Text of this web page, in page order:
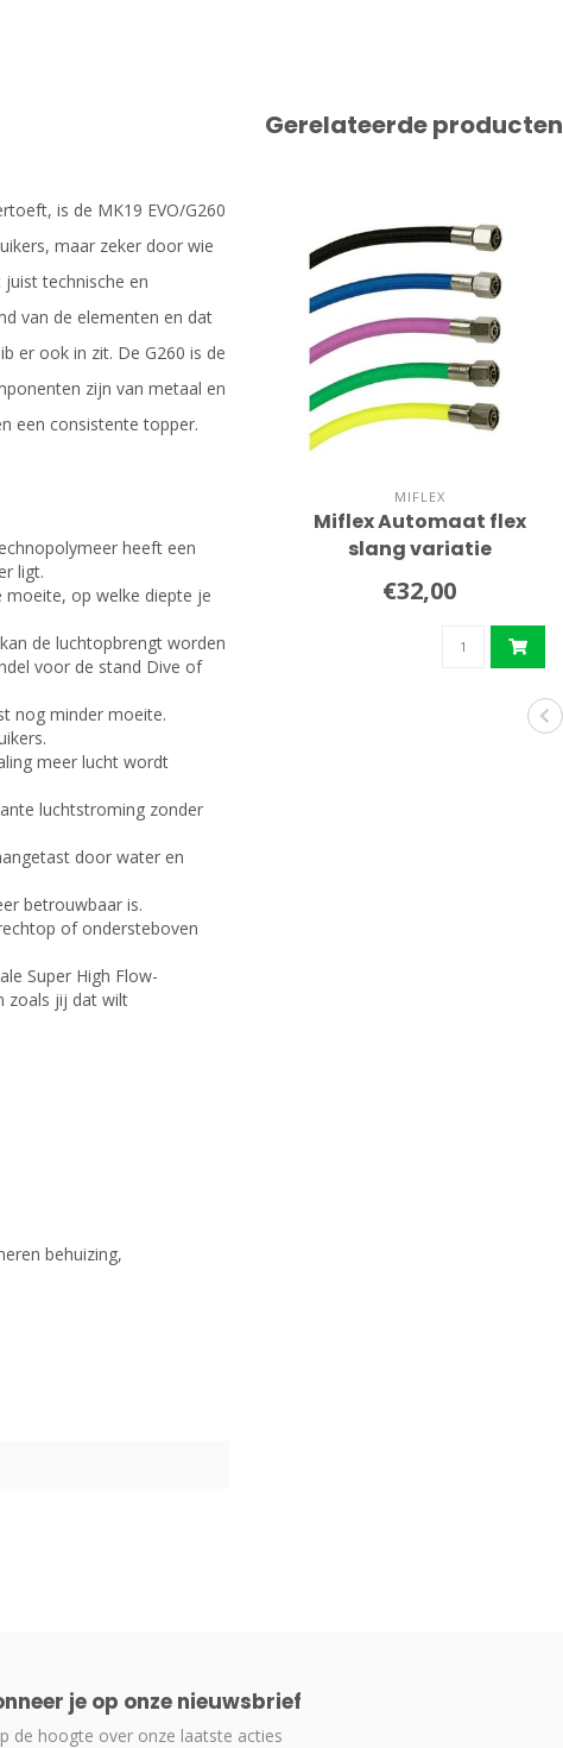
is de MK19 EVO/G260
maar zeker door wie
technische en
van de elementen en dat
er ook in zit. De G260 is de
zijn van metaal en
een consistente topper.
heeft een
ligt.
moeite, op welke diepte je
de luchtopbrengt worden
voor de stand Dive of
nog minder moeite.
meer lucht wordt
luchtstroming zonder
door water en
betrouwbaar is.
of ondersteboven
Super High Flow-
zoals jij dat wilt
behuizing,
Gerelateerde producten
MIFLEX
Miflex Automaat flex
slang variatie
€32,00
je op onze nieuwsbrief
de hoogte over onze laatste acties